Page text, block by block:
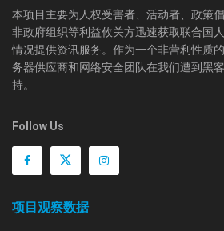
本项目主要为人权受害者、活动者、政策
非政府组织等利益攸关方迅速获取联合国
情况提供资讯服务。作为一个非营利性质
务器供应商和网络安全团队在我们遭到黑
持。
Follow Us
项目观察数据